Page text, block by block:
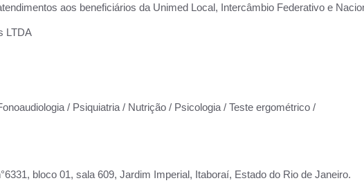
aos beneficiários da Unimed Local, Intercâmbio Federativo e
LTDA
/ Psiquiatria / Nutrição / Psicologia / Teste ergométrico /
bloco 01, sala 609, Jardim Imperial, Itaboraí, Estado do Rio de Janeiro.